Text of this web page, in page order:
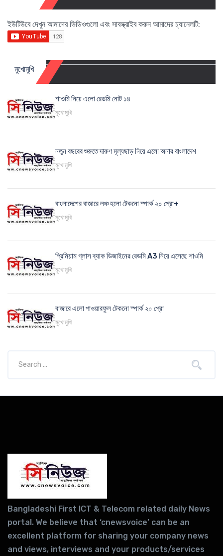
ইউটিউবে দেখুন আমাদের ভিডিওগুলো এবং সাবস্ক্রাইব করুন আমাদের চ্যানেলটি:
মুখোমুখি
শাওমি নিয়ে এলো রেডমি নোট ১৪
মুখোমুখি
নতুন বছরের শুরুতে দারুণ মূল্যছাড় নিয়ে এলো অনার বাংলাদেশ
মুখোমুখি
বাংলাদেশের বাজারে লঞ্চ হলো টেকনো স্পার্ক ২০ প্রো+
মুখোমুখি
প্রিমিয়াম গ্লাস ব্যাক ডিজাইনের রেডমি A3 নিয়ে এসেছে শাওমি
মুখোমুখি
বাজারে এলো পাওয়ারফুল টেকনো স্পার্ক ২০ প্রো
মুখোমুখি
Bangladeshi First ICT & Telecom related daily News
portal. We believe that ‘cnewsvoice’ can be an
excellent platform for sharing your company news
and views, interviews and your products/services